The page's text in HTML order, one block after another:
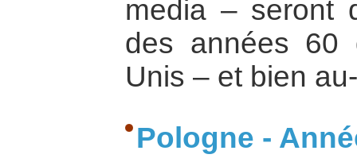
media – seront
des années 60
Unis – et bien
Pologne -